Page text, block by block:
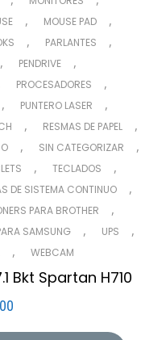
, MOUSE PAD ,
, PARLANTES ,
, PENDRIVE ,
PROCESADORES ,
, PUNTERO LASER ,
, RESMAS DE PAPEL ,
, SIN CATEGORIZAR ,
, TECLADOS ,
DE SISTEMA CONTINUO ,
PARA BROTHER ,
SAMSUNG , UPS ,
, WEBCAM
Bkt Spartan H710